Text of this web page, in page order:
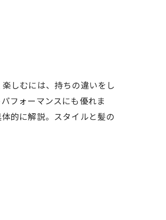
しむには、持ちの違いをし
フォーマンスにも優れま
的に解説。スタイルと髪の